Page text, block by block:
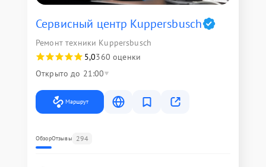
Сервисный центр Kuppersbusch
Ремонт техники Kuppersbusch
5,0360 оценки
Открыто до 21:00
Маршрут
ОбзорОтзывы 294